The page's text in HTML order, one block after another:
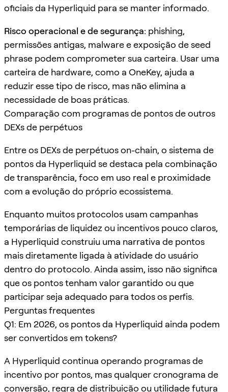
oficiais da Hyperliquid para se manter informado.
Risco operacional e de segurança: phishing,
permissões antigas, malware e exposição de seed
phrase podem comprometer sua carteira. Usar uma
carteira de hardware, como a OneKey, ajuda a
reduzir esse tipo de risco, mas não elimina a
necessidade de boas práticas.
Comparação com programas de pontos de outros
DEXs de perpétuos
Entre os DEXs de perpétuos on-chain, o sistema de
pontos da Hyperliquid se destaca pela combinação
de transparência, foco em uso real e proximidade
com a evolução do próprio ecossistema.
Enquanto muitos protocolos usam campanhas
temporárias de liquidez ou incentivos pouco claros,
a Hyperliquid construiu uma narrativa de pontos
mais diretamente ligada à atividade do usuário
dentro do protocolo. Ainda assim, isso não significa
que os pontos tenham valor garantido ou que
participar seja adequado para todos os perfis.
Perguntas frequentes
Q1: Em 2026, os pontos da Hyperliquid ainda podem
ser convertidos em tokens?
A Hyperliquid continua operando programas de
incentivo por pontos, mas qualquer cronograma de
conversão, regra de distribuição ou utilidade futura